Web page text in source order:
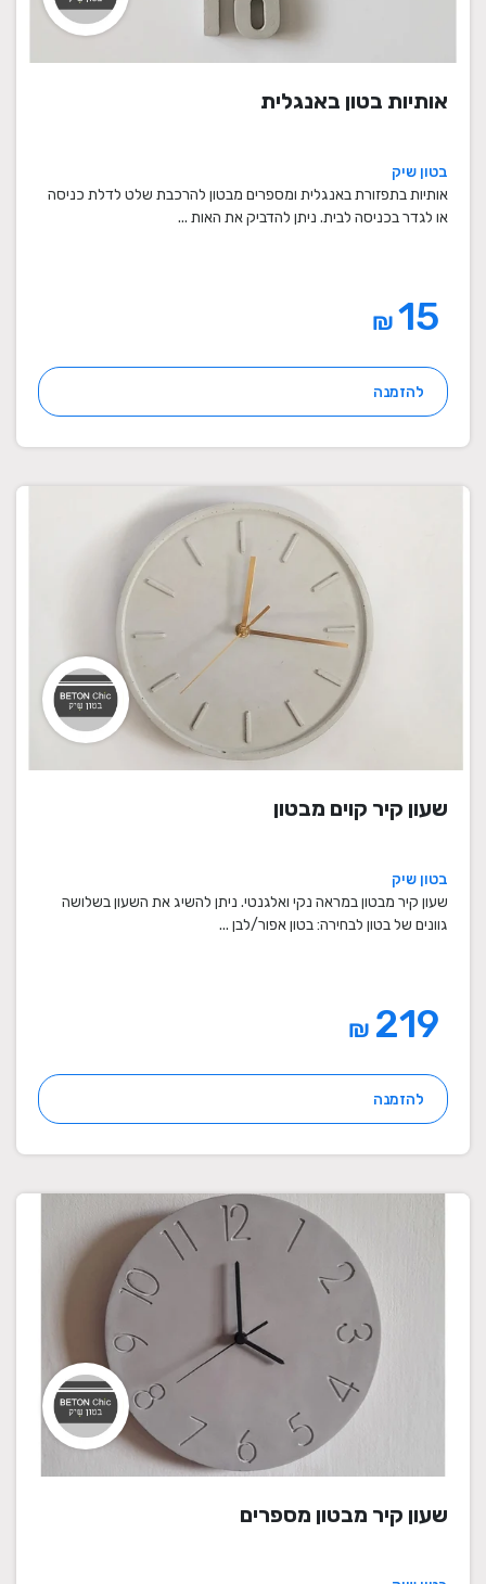
אותיות בטון באנגלית
בטון שיק
אותיות בתפזורת באנגלית ומספרים מבטון להרכבת שלט לדלת כניסה
או לגדר בכניסה לבית. ניתן להדביק את האות ...
₪
להזמנה
שעון קיר קוים מבטון
בטון שיק
שעון קיר מבטון במראה נקי ואלגנטי. ניתן להשיג את השעון בשלושה
גוונים של בטון לבחירה: בטון אפור/לבן ...
₪
להזמנה
שעון קיר מבטון מספרים